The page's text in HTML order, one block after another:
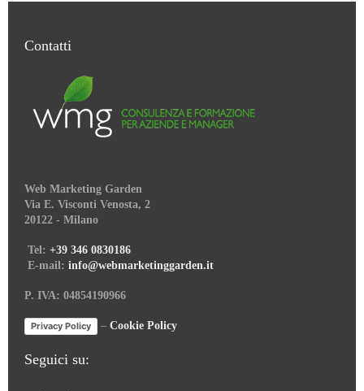
Contatti
Web Marketing Garden
Via E. Visconti Venosta, 2
20122 - Milano
Tel: +39 346 0830186
E-mail: info@webmarketinggarden.it
P. IVA: 04854190966
Privacy Policy – Cookie Policy
Seguici su: